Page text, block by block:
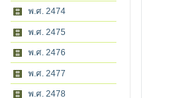
พ.ศ. 2474
พ.ศ. 2475
พ.ศ. 2476
พ.ศ. 2477
พ.ศ. 2478